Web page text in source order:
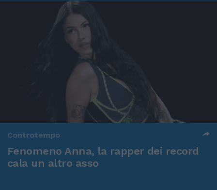
Controtempo
Fenomeno Anna, la rapper dei record
cala un altro asso